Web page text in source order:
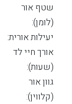
שטף אור
(לומן):
יעילות אורית:
אורך חיי לד
(שעות):
גוון אור
(קלווין):